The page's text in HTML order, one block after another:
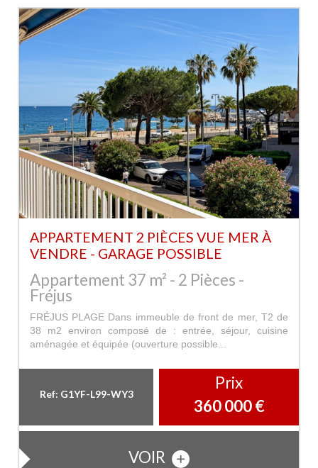
APPARTEMENT 2 PIÈCES VUE MER À
VENDRE - GARAGE POSSIBLE
Appartement 37 m² - 2 Pièces -
Fréjus
FRÉJUS PLAGE Dans immeuble de front de mer, T2 de
38 m2 environ composé de : entrée, séjour, cuisine
aménagée et équipée (ouverture possible...
Ref: G1YF-L99-WY3
Prix
360 000 €
VOIR